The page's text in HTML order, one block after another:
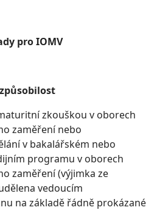
pro IOMV
zkouškou v oborech
zaměření nebo
v bakalářském nebo
programu v oborech
zaměření (výjimka ze
vedoucím
na základě řádně prokázané